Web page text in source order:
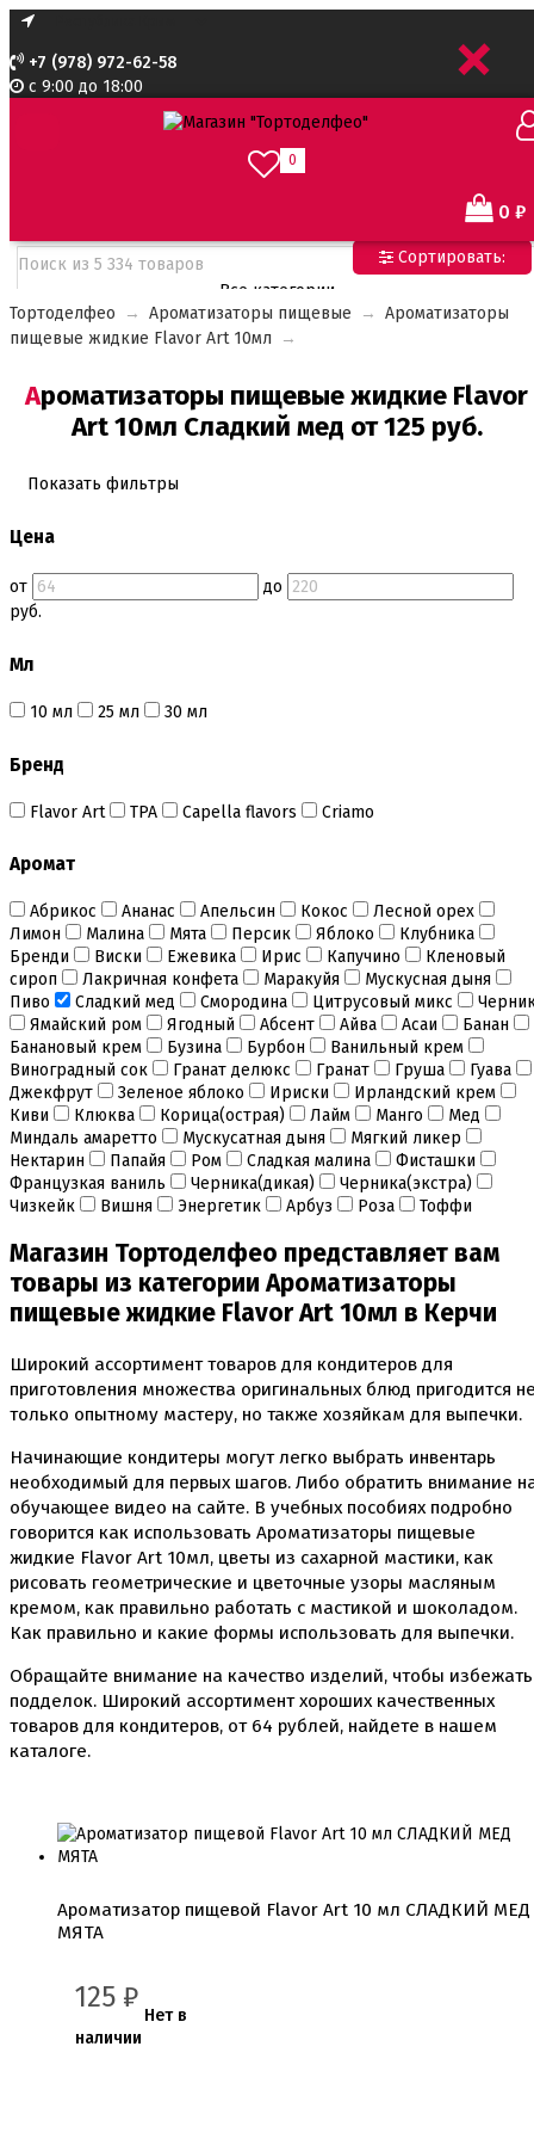
+7 (978) 972-62-58
с 9:00 до 18:00
0
0 ₽
Все категории
Все категории
Ароматизаторы пищевые
Ароматизаторы Criamo 30 мл
Ароматизаторы TPA 10мл
Ароматизаторы пищевые жидкие Flavor Art 10мл
Бордюрная лента для тортов
Бумажные формы
Все для кексов и маффинов
Формы бумажные тарталетки
3д печать эксклюзивных форм для пряников
Формы для пряников
Все для шоколада и конфет
Всё для праздника
Вырубки для пряников
Изготовление цветов (пищевая флористика)
Инструменты для мастики и марципана
Инструменты для моделирования
Плунжеры вырубки штампы для мастики
Силиконовые молды
Скалки
Текстурные листы и коврики
Утюжки
Коврики армированные
Коврики силиконовые для выпечки
Кольцо резак
Кондитерские лопатки
Кондитерский желатин
Кондитерский инвентарь
Венчики кисточки лопатки струны делители сито и
Все для работы с кремом
Кондитерские мешки
Кондитерские насадки
Миски и поддоны
Переходники, гвоздики
Шприцы кондитерские
Коврики, пергамент
Леденцы Мороженое Мармелад
Ленты атласные, шпагат ,тишью
Раздвижные формы для выпечки
Силиконовые формы для выпечки
Шпателя ножи столики
Гелевые красители Americolor
Гелевые красители Chefmaster
Красители Kreda жирорастворимые
Тортоделфео → Ароматизаторы пищевые → Ароматизаторы
пищевые жидкие Flavor Art 10мл
→
Ароматизаторы пищевые жидкие Flavor
Art 10мл Сладкий мед от 125 руб.
Показать фильтры
Цена
от
до
руб.
Мл
10 мл 25 мл 30 мл
Бренд
Flavor Art ТРА Capella flavors Criamo
Аромат
Абрикос Ананас Апельсин Кокос
Лесной орех
Лимон
Малина Мята Персик Яблоко
Клубника
Бренди
Виски Ежевика Ирис Капучино
Кленовый
сироп
Лакричная конфета Маракуйя
Мускусная дыня
Пиво
Сладкий мед Смородина Цитрусовый микс
Ямайский ром
Ягодный Абсент Айва Асаи
Банан
Банановый крем
Бузина Бурбон
Ванильный крем
Виноградный сок
Гранат делюкс Гранат Груша
Гуава
Джекфрут
Зеленое яблоко Ириски
Ирландский крем
Киви
Клюква Корица(острая) Лайм Манго
Мед
Миндаль амаретто
Мускусатная дыня
Мягкий ликер
Нектарин
Папайя Ром Сладкая малина
Фисташки
Французкая ваниль
Черника(дикая)
Черника(экстра)
Чизкейк
Вишня Энергетик Арбуз Роза Тоффи
Магазин Тортоделфео представляет вам
товары из категории Ароматизаторы
пищевые жидкие Flavor Art 10мл в Керчи
Широкий ассортимент товаров для кондитеров для
приготовления множества оригинальных блюд пригодится
только опытному мастеру, но также хозяйкам для выпечки.
Начинающие кондитеры могут легко выбрать инвентарь
необходимый для первых шагов. Либо обратить внимание
обучающее видео на сайте. В учебных пособиях подробно
говорится как использовать Ароматизаторы пищевые
жидкие Flavor Art 10мл, цветы из сахарной мастики, как
рисовать геометрические и цветочные узоры масляным
кремом, как правильно работать с мастикой и шоколадом.
Как правильно и какие формы использовать для выпечки.
Обращайте внимание на качество изделий, чтобы избежать
подделок. Широкий ассортимент хороших качественных
товаров для кондитеров, от 64 рублей, найдете в нашем
каталоге.
Сортировать:
Ароматизатор пищевой Flavor Art 10 мл СЛАДКИЙ МЕД
МЯТА
125 ₽
Нет в
наличии
+